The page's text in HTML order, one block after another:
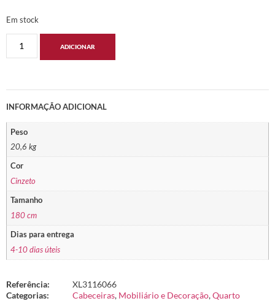
Em stock
ADICIONAR
INFORMAÇÃO ADICIONAL
Peso
20,6 kg
Cor
Cinzeto
Tamanho
180 cm
Dias para entrega
4-10 dias úteis
Referência:
XL3116066
Categorias:
Cabeceiras, Mobiliário e Decoração,Quarto